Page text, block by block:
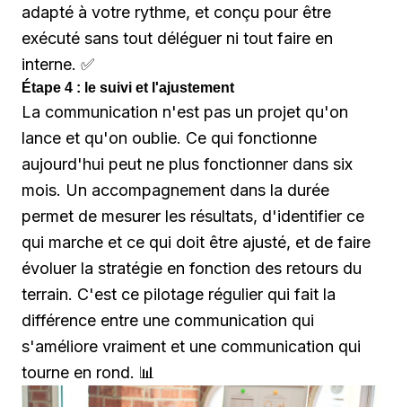
adapté à votre rythme, et conçu pour être
exécuté sans tout déléguer ni tout faire en
interne. ✅
Étape 4 : le suivi et l'ajustement
La communication n'est pas un projet qu'on
lance et qu'on oublie. Ce qui fonctionne
aujourd'hui peut ne plus fonctionner dans six
mois. Un accompagnement dans la durée
permet de mesurer les résultats, d'identifier ce
qui marche et ce qui doit être ajusté, et de faire
évoluer la stratégie en fonction des retours du
terrain. C'est ce pilotage régulier qui fait la
différence entre une communication qui
s'améliore vraiment et une communication qui
tourne en rond. 📊